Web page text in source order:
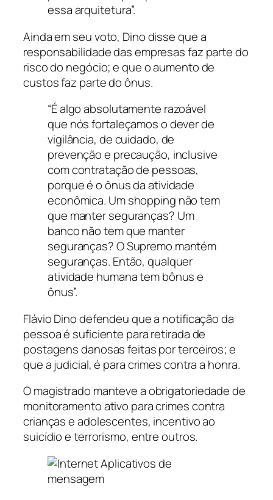
essa arquitetura”.
Ainda em seu voto, Dino disse que a
responsabilidade das empresas faz parte do
risco do negócio; e que o aumento de
custos faz parte do ônus.
“É algo absolutamente razoável
que nós fortaleçamos o dever de
vigilância, de cuidado, de
prevenção e precaução, inclusive
com contratação de pessoas,
porque é o ônus da atividade
econômica. Um shopping não tem
que manter seguranças? Um
banco não tem que manter
seguranças? O Supremo mantém
seguranças. Então, qualquer
atividade humana tem bônus e
ônus”.
Flávio Dino defendeu que a notificação da
pessoa é suficiente para retirada de
postagens danosas feitas por terceiros; e
que a judicial, é para crimes contra a honra.
O magistrado manteve a obrigatoriedade de
monitoramento ativo para crimes contra
crianças e adolescentes, incentivo ao
suicídio e terrorismo, entre outros.